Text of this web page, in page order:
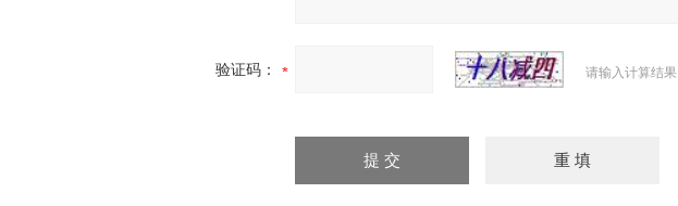
验证码： 请输入计算结